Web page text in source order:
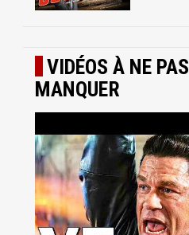
VIDÉOS À NE PAS
MANQUER